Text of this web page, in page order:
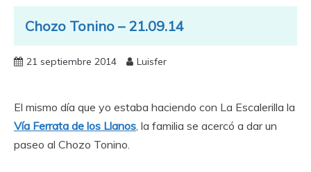
Chozo Tonino – 21.09.14
21 septiembre 2014 Luisfer
El mismo día que yo estaba haciendo con La Escalerilla la
Vía Ferrata de los Llanos, la familia se acercó a dar un
paseo al Chozo Tonino.